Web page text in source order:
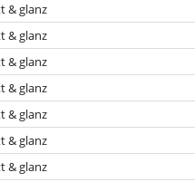
& glanz
& glanz
& glanz
& glanz
& glanz
& glanz
& glanz